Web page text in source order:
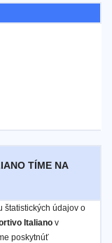
TÍME NA
štatistických údajov o
Italiano v
poskytnúť